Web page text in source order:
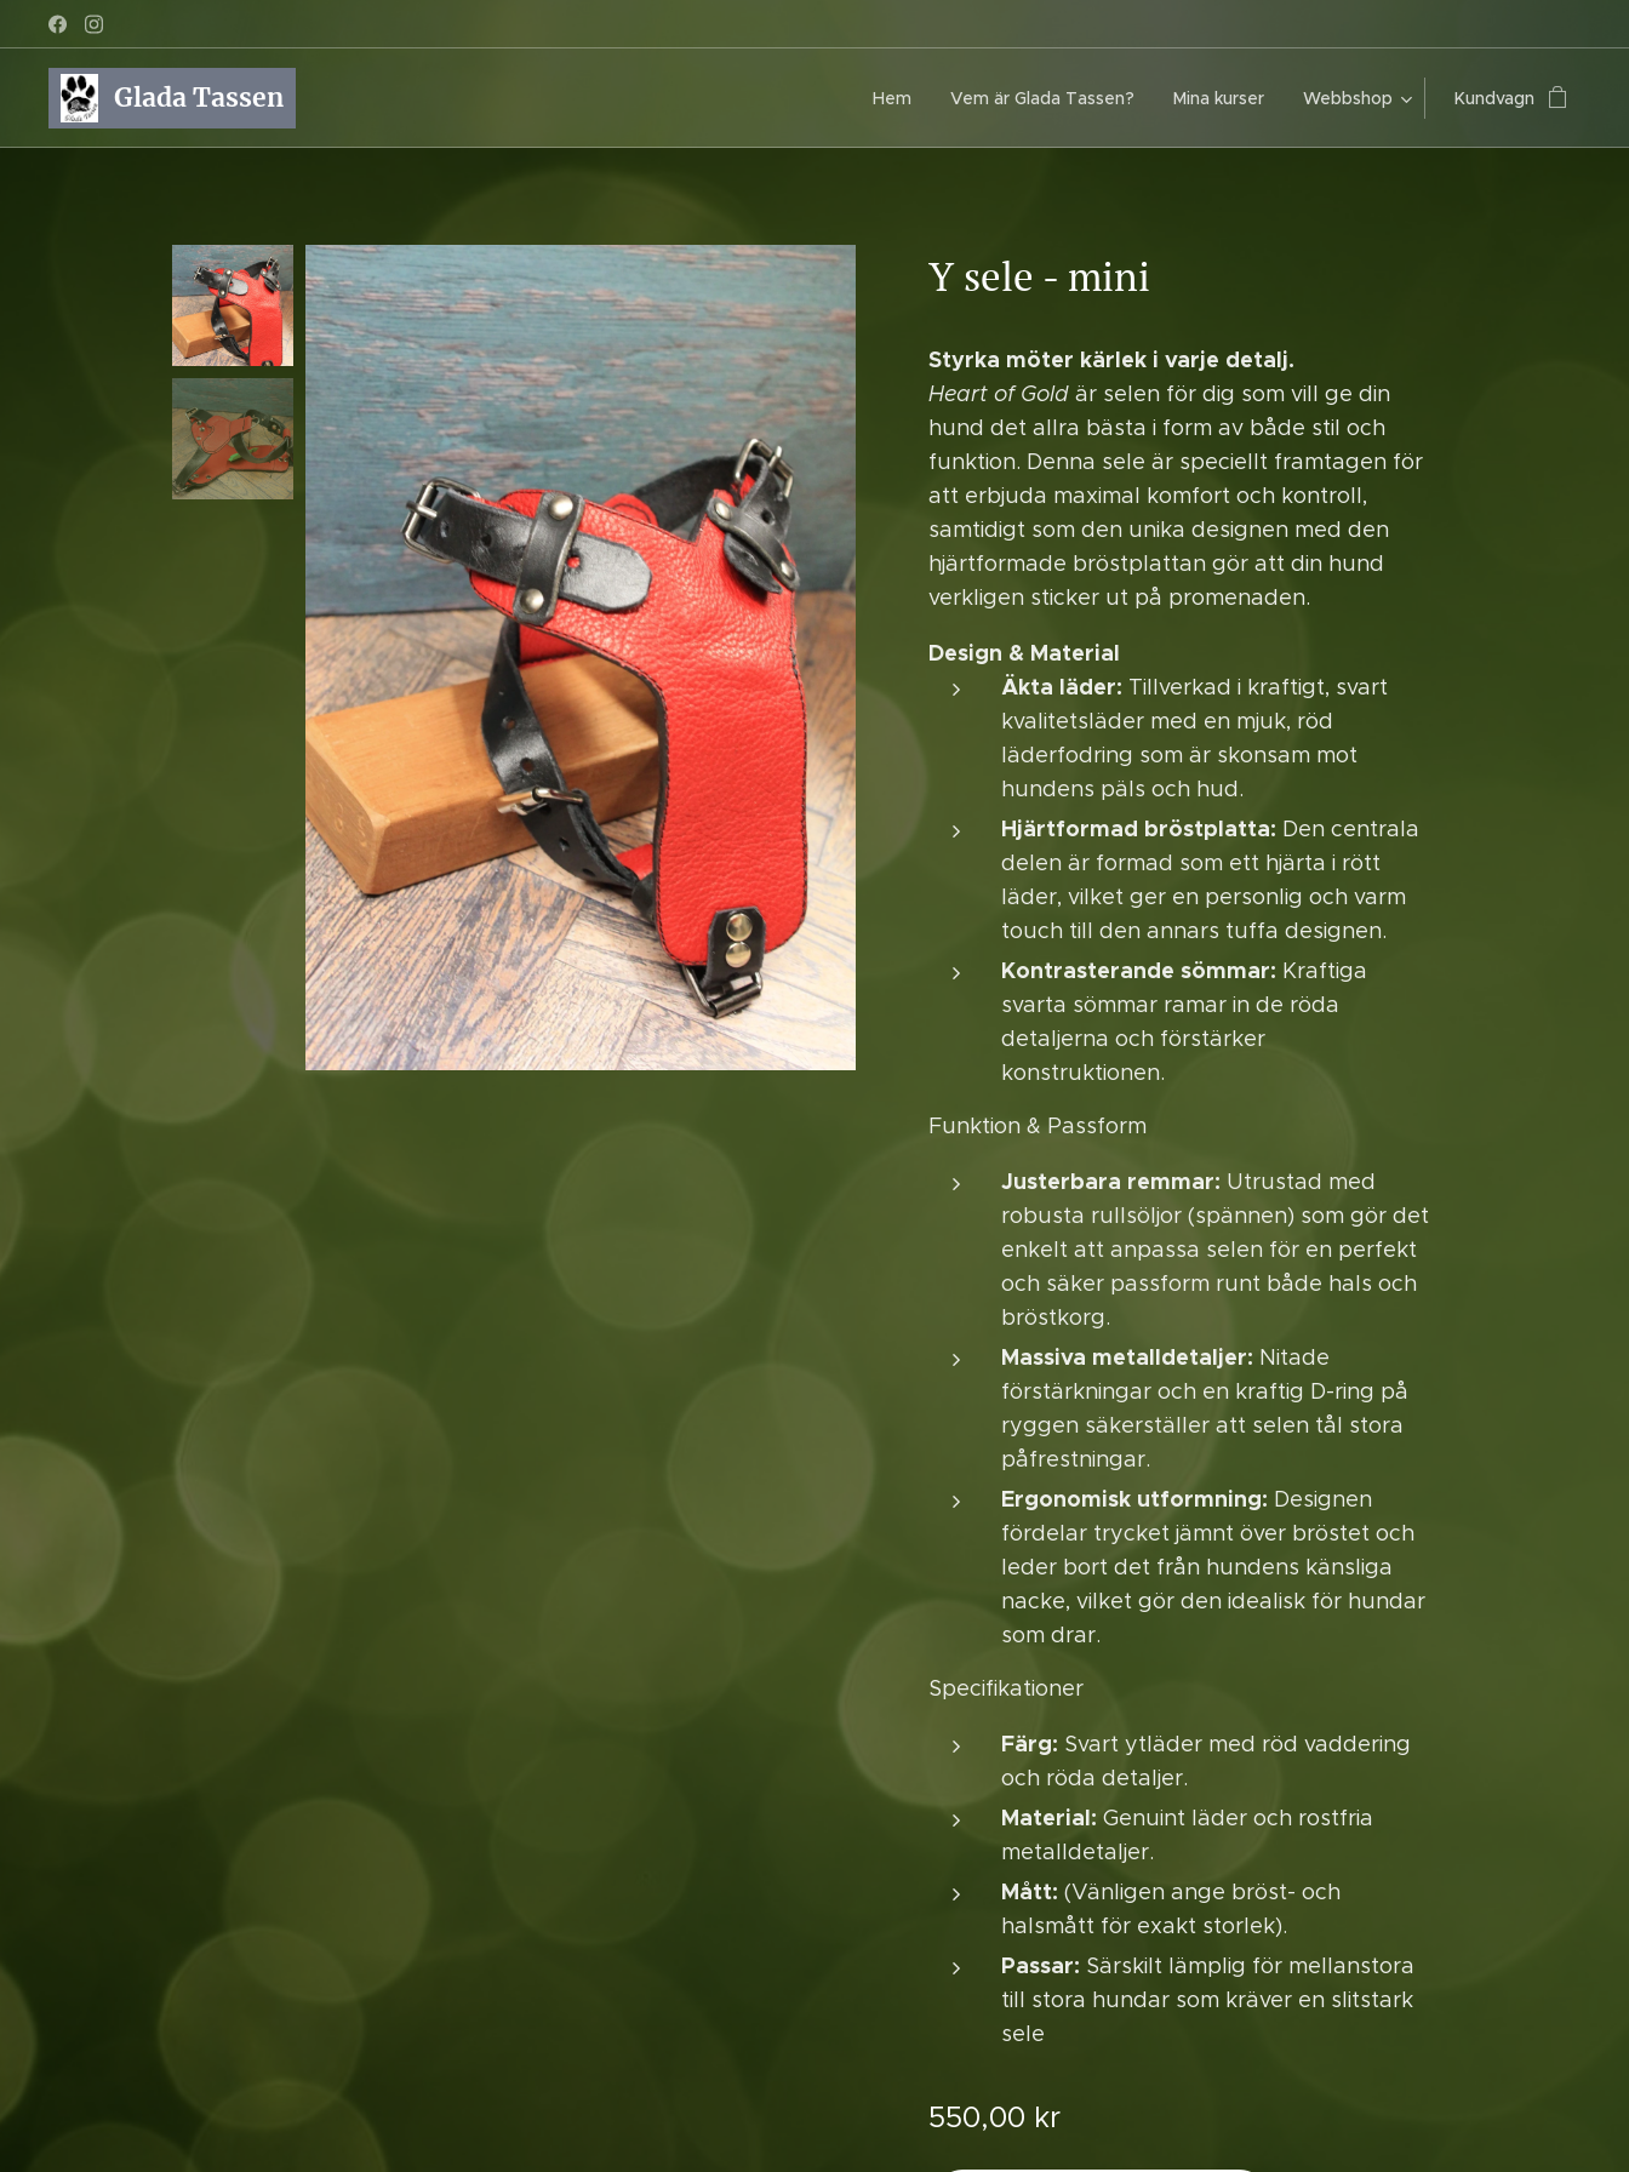
Glada Tassen Hem Vem är Glada Tassen? Mina kurser Webbshop Kundvagn
Y sele - mini
Styrka möter kärlek i varje detalj.
Heart of Gold är selen för dig som vill ge din
hund det allra bästa i form av både stil och
funktion. Denna sele är speciellt framtagen för
att erbjuda maximal komfort och kontroll,
samtidigt som den unika designen med den
hjärtformade bröstplattan gör att din hund
verkligen sticker ut på promenaden.
Design & Material
Äkta läder: Tillverkad i kraftigt, svart
kvalitetsläder med en mjuk, röd
läderfodring som är skonsam mot
hundens päls och hud.
Hjärtformad bröstplatta: Den centrala
delen är formad som ett hjärta i rött
läder, vilket ger en personlig och varm
touch till den annars tuffa designen.
Kontrasterande sömmar: Kraftiga
svarta sömmar ramar in de röda
detaljerna och förstärker
konstruktionen.
Funktion & Passform
Justerbara remmar: Utrustad med
robusta rullsöljor (spännen) som gör det
enkelt att anpassa selen för en perfekt
och säker passform runt både hals och
bröstkorg.
Massiva metalldetaljer: Nitade
förstärkningar och en kraftig D-ring på
ryggen säkerställer att selen tål stora
påfrestningar.
Ergonomisk utformning: Designen
fördelar trycket jämnt över bröstet och
leder bort det från hundens känsliga
nacke, vilket gör den idealisk för hundar
som drar.
Specifikationer
Färg: Svart ytläder med röd vaddering
och röda detaljer.
Material: Genuint läder och rostfria
metalldetaljer.
Mått: (Vänligen ange bröst- och
halsmått för exakt storlek).
Passar: Särskilt lämplig för mellanstora
till stora hundar som kräver en slitstark
sele
550,00 kr